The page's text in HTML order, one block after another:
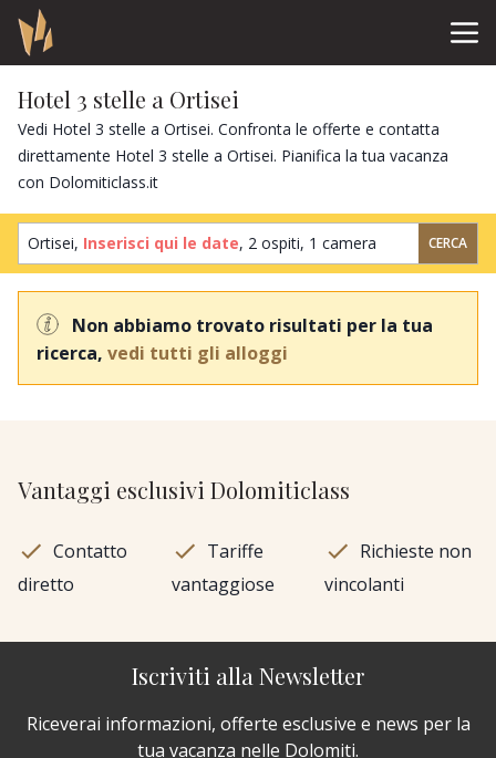
Hotel 3 stelle a Ortisei
Vedi Hotel 3 stelle a Ortisei. Confronta le offerte e contatta
direttamente Hotel 3 stelle a Ortisei. Pianifica la tua vacanza
con Dolomiticlass.it
Ortisei, Inserisci qui le date, 2 ospiti, 1 camera CERCA
Non abbiamo trovato risultati per la tua
ricerca, vedi tutti gli alloggi
Vantaggi esclusivi Dolomiticlass
Contatto
diretto
Tariffe
vantaggiose
Richieste non
vincolanti
Iscriviti alla Newsletter
Riceverai informazioni, offerte esclusive e news per la
tua vacanza nelle Dolomiti.